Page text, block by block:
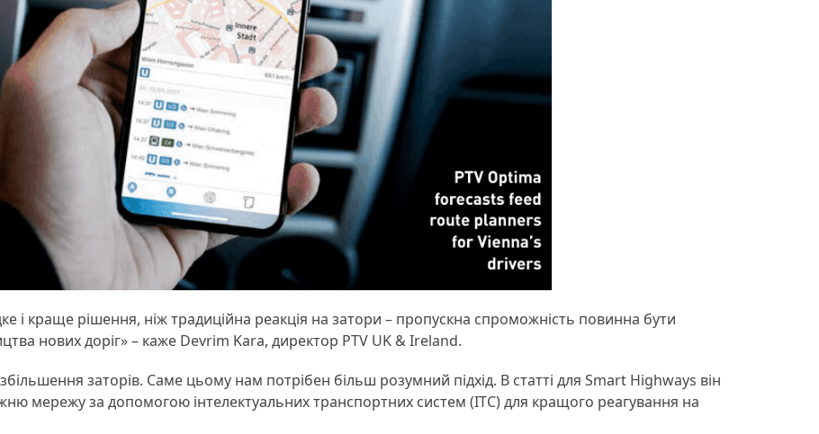
і краще рішення, ніж традиційна реакція на затори – пропускна спроможність повинна бути
нових доріг» – каже Devrim Kara, директор PTV UK & Ireland.
заторів. Саме цьому нам потрібен більш розумний підхід. В статті для Smart Highways він
мережу за допомогою інтелектуальних транспортних систем (ІТС) для кращого реагування на